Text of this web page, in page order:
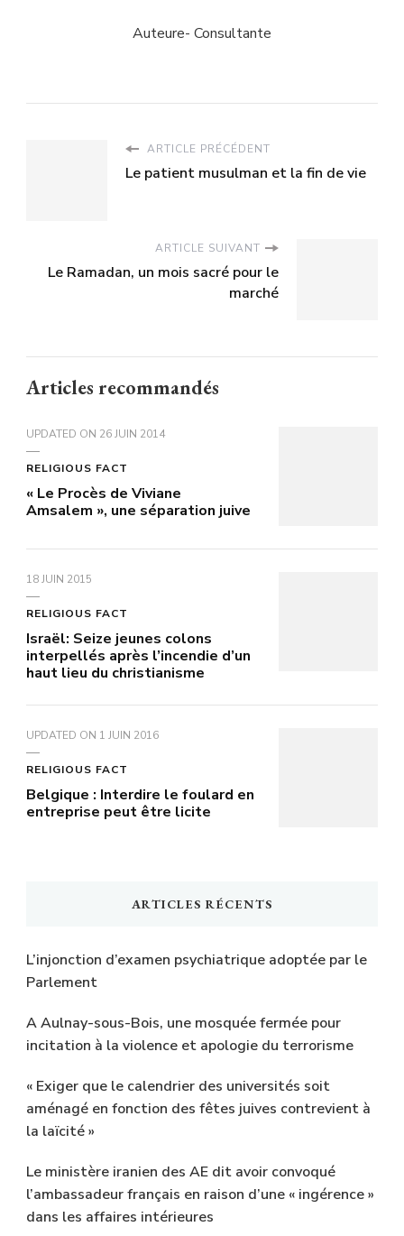
Auteure- Consultante
ARTICLE PRÉCÉDENT
Le patient musulman et la fin de vie
ARTICLE SUIVANT
Le Ramadan, un mois sacré pour le
marché
Articles recommandés
UPDATED ON 26 JUIN 2014
RELIGIOUS FACT
« Le Procès de Viviane
Amsalem », une séparation juive
18 JUIN 2015
RELIGIOUS FACT
Israël: Seize jeunes colons
interpellés après l’incendie d’un
haut lieu du christianisme
UPDATED ON 1 JUIN 2016
RELIGIOUS FACT
Belgique : Interdire le foulard en
entreprise peut être licite
ARTICLES RÉCENTS
L’injonction d’examen psychiatrique adoptée par le
Parlement
A Aulnay-sous-Bois, une mosquée fermée pour
incitation à la violence et apologie du terrorisme
« Exiger que le calendrier des universités soit
aménagé en fonction des fêtes juives contrevient à
la laïcité »
Le ministère iranien des AE dit avoir convoqué
l’ambassadeur français en raison d’une « ingérence »
dans les affaires intérieures